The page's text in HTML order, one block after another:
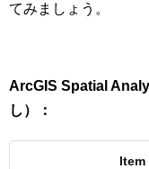
てみましょう。
ArcGIS Spatial
し）：
Item